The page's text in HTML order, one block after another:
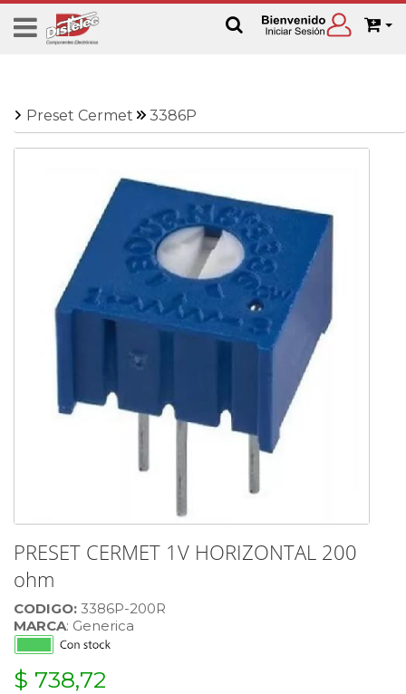
Preset Cermet 3386P
PRESET CERMET 1V HORIZONTAL 200
ohm
CODIGO: 3386P-200R
MARCA: Generica
$ 738,72